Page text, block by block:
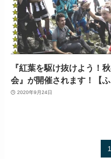
『紅葉を駆け抜けよう！
会』が開催されます！【
2020年9月24日
1